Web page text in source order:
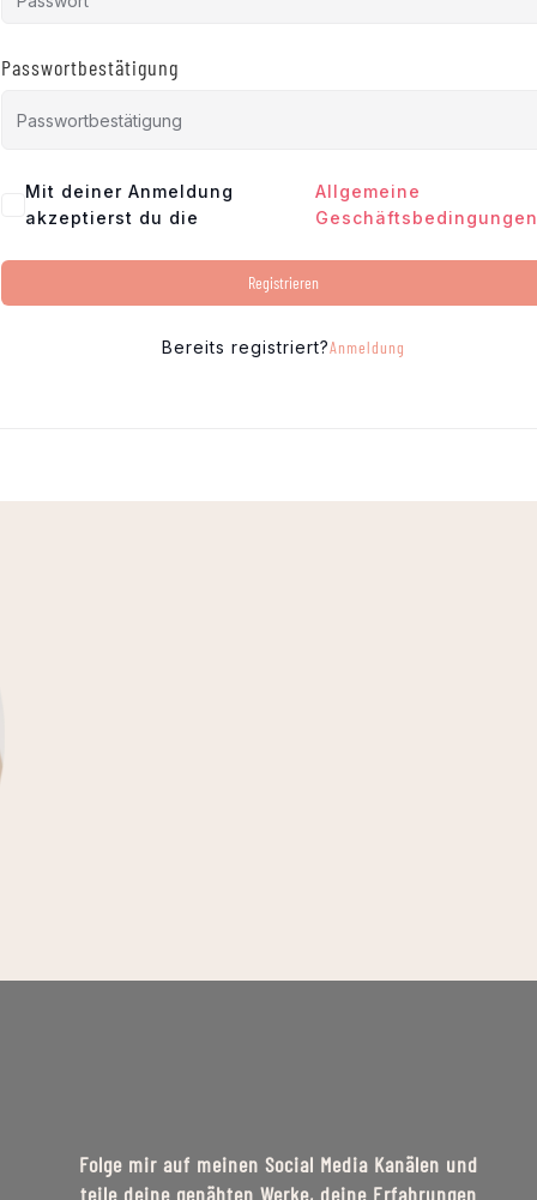
Passwortbestätigung
Mit deiner Anmeldung
akzeptierst du die
Allgemeine
Geschäftsbedingungen
Registrieren
Bereits registriert?Anmeldung
Folge mir auf meinen Social Media Kanälen und
teile deine genähten Werke, deine Erfahrungen